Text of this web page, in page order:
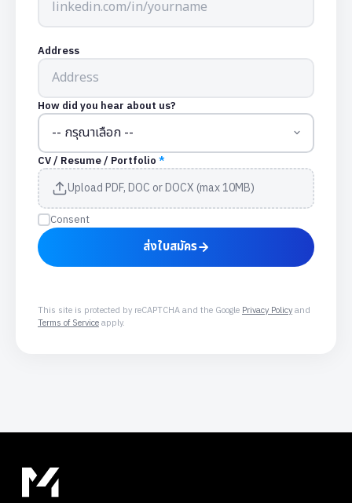
Address
How did you hear about us?
CV / Resume / Portfolio *
Upload PDF, DOC or DOCX (max 10MB)
Consent
ส่งใบสมัคร
This site is protected by reCAPTCHA and the Google Privacy Policy and
Terms of Service apply.